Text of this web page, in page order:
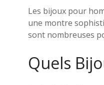
Les bijoux pour
une montre
sont nombreuses
Quels